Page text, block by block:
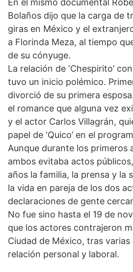
En el mismo documental
Bolaños dijo que la carga de
giras en México y el
a Florinda Meza, al tiempo
de su cónyuge.
La relación de ‘Chespirito’
tuvo un inicio polémico.
divorció de su primera
el romance que alguna vez
y el actor Carlos Villagrán,
papel de ‘Quico’ en el
Aunque durante los primeros
ambos evitaba actos
años la familia, la prensa y la
la vida en pareja de los dos
declaraciones de gente
No fue sino hasta el 19 de
que los actores contrajeron
Ciudad de México, tras varias
relación personal y laboral.